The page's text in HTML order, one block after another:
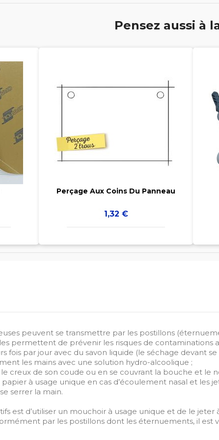
Pensez aussi à


Perçage Aux Coins Du Panneau
Prix
1,32 €
peuvent se transmettre par les postillons
permettent de prévenir les risques de contaminations
fois par jour avec du savon liquide (le séchage devant
les mains avec une solution hydro-alcoolique ;
creux de son coude ou en se couvrant la bouche et le
à usage unique en cas d’écoulement nasal et
serrer la main.
est d’utiliser un mouchoir à usage unique et de le
par les postillons dont les éternuements, il est